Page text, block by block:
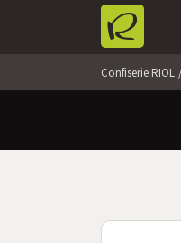
Confiserie RIOL